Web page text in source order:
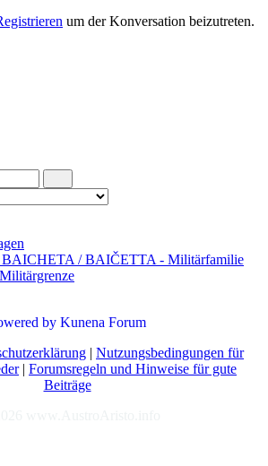
um der Konversation beizutreten.
/ BAIČETTA - Militärfamilie
by Kunena Forum
| Nutzungsbedingungen für
| Forumsregeln und Hinweise für gute
Beiträge